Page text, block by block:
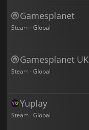
Gamesplanet
Steam · Global
Gamesplanet UK
Steam · Global
Yuplay
Steam · Global